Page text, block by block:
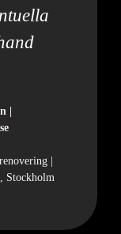
|
|
Stockholm